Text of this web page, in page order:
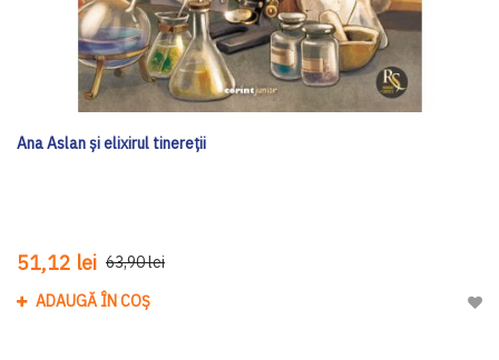
Ana Aslan și elixirul tinereții
51,12 lei 63,90 lei
ADAUGĂ ÎN COȘ